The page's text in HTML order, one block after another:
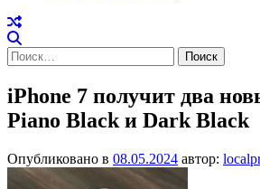
Найти:
iPhone 7 получит два
Piano Black и Dark Black
Опубликовано в 08.05.2024 автор: